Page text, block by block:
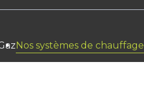
Nos systèmes de chauffage